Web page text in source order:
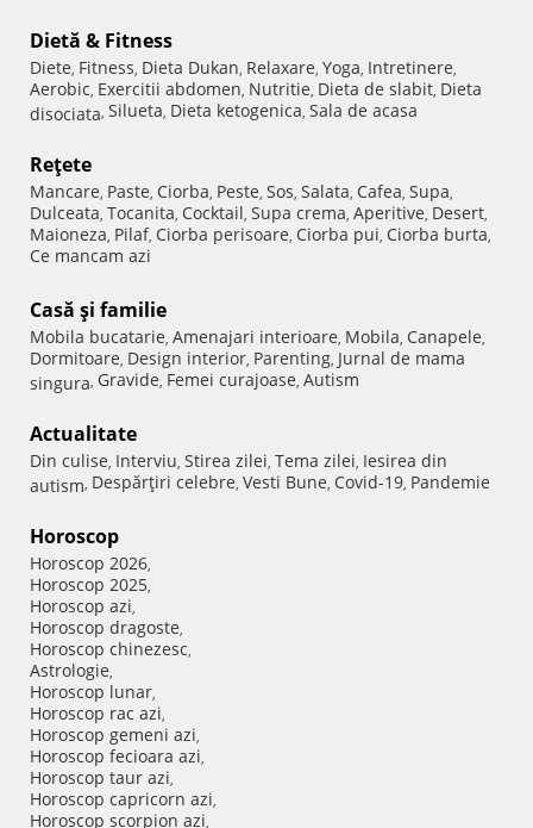
Dietă & Fitness
Diete, Fitness, Dieta Dukan, Relaxare, Yoga, Intretinere,
Aerobic, Exercitii abdomen, Nutritie, Dieta de slabit, Dieta
disociata, Silueta, Dieta ketogenica, Sala de acasa
Reţete
Mancare, Paste, Ciorba, Peste, Sos, Salata, Cafea, Supa,
Dulceata, Tocanita, Cocktail, Supa crema, Aperitive, Desert,
Maioneza, Pilaf, Ciorba perisoare, Ciorba pui, Ciorba burta,
Ce mancam azi
Casă şi familie
Mobila bucatarie, Amenajari interioare, Mobila, Canapele,
Dormitoare, Design interior, Parenting, Jurnal de mama
singura, Gravide, Femei curajoase, Autism
Actualitate
Din culise, Interviu, Stirea zilei, Tema zilei, Iesirea din
autism, Despărţiri celebre, Vesti Bune, Covid-19, Pandemie
Horoscop
Horoscop 2026,
Horoscop 2025,
Horoscop azi,
Horoscop dragoste,
Horoscop chinezesc,
Astrologie,
Horoscop lunar,
Horoscop rac azi,
Horoscop gemeni azi,
Horoscop fecioara azi,
Horoscop taur azi,
Horoscop capricorn azi,
Horoscop scorpion azi,